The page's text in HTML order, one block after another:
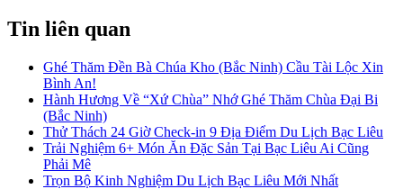
Tin liên quan
Ghé Thăm Đền Bà Chúa Kho (Bắc Ninh) Cầu Tài Lộc Xin
Bình An!
Hành Hương Về “Xứ Chùa” Nhớ Ghé Thăm Chùa Đại Bi
(Bắc Ninh)
Thử Thách 24 Giờ Check-in 9 Địa Điểm Du Lịch Bạc Liêu
Trải Nghiệm 6+ Món Ăn Đặc Sản Tại Bạc Liêu Ai Cũng
Phải Mê
Trọn Bộ Kinh Nghiệm Du Lịch Bạc Liêu Mới Nhất